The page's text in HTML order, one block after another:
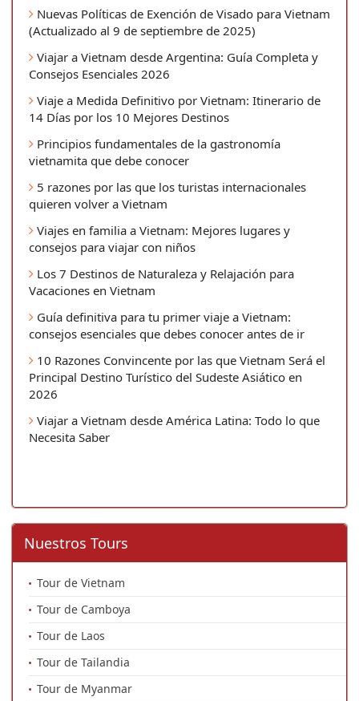
Nuevas Políticas de Exención de Visado para Vietnam
(Actualizado al 9 de septiembre de 2025)
Viajar a Vietnam desde Argentina: Guía Completa y
Consejos Esenciales 2026
Viaje a Medida Definitivo por Vietnam: Itinerario de
14 Días por los 10 Mejores Destinos
Principios fundamentales de la gastronomía
vietnamita que debe conocer
5 razones por las que los turistas internacionales
quieren volver a Vietnam
Viajes en familia a Vietnam: Mejores lugares y
consejos para viajar con niños
Los 7 Destinos de Naturaleza y Relajación para
Vacaciones en Vietnam
Guía definitiva para tu primer viaje a Vietnam:
consejos esenciales que debes conocer antes de ir
10 Razones Convincente por las que Vietnam Será el
Principal Destino Turístico del Sudeste Asiático en
2026
Viajar a Vietnam desde América Latina: Todo lo que
Necesita Saber
Nuestros Tours
Tour de Vietnam
Tour de Camboya
Tour de Laos
Tour de Tailandia
Tour de Myanmar